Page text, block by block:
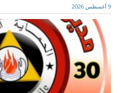
9 أغسطس 2026